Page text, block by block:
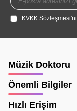
KVKK Sözleşmesi'ni
Müzik Doktoru
Önemli Bilgiler
Hızlı Erişim